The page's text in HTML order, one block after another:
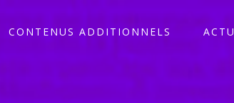
CONTENUS ADDITIONNELS ACTU